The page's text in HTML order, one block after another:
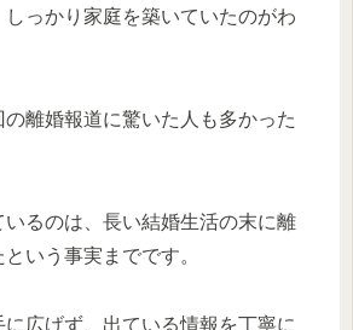
しっかり家庭を築いていたのがわ
離婚報道に驚いた人も多かった
いるのは、長い結婚生活の末に離
いう事実までです。
広げず、出ている情報を丁寧に